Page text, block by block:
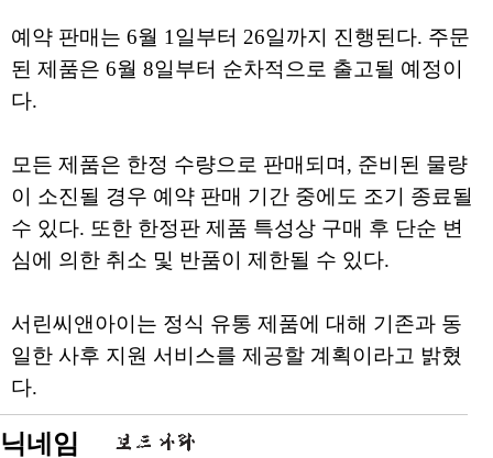
예약 판매는 6월 1일부터 26일까지 진행된다. 주문
된 제품은 6월 8일부터 순차적으로 출고될 예정이
다.
모든 제품은 한정 수량으로 판매되며, 준비된 물량
이 소진될 경우 예약 판매 기간 중에도 조기 종료될
수 있다. 또한 한정판 제품 특성상 구매 후 단순 변
심에 의한 취소 및 반품이 제한될 수 있다.
서린씨앤아이는 정식 유통 제품에 대해 기존과 동
일한 사후 지원 서비스를 제공할 계획이라고 밝혔
다.
닉네임